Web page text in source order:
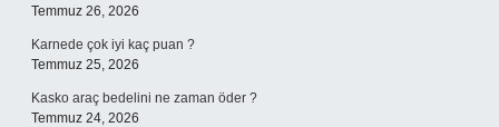
Temmuz 26, 2026
Karnede çok iyi kaç puan ?
Temmuz 25, 2026
Kasko araç bedelini ne zaman öder ?
Temmuz 24, 2026